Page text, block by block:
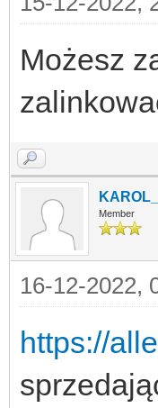
Możesz
Member
16-12-2022,
https://